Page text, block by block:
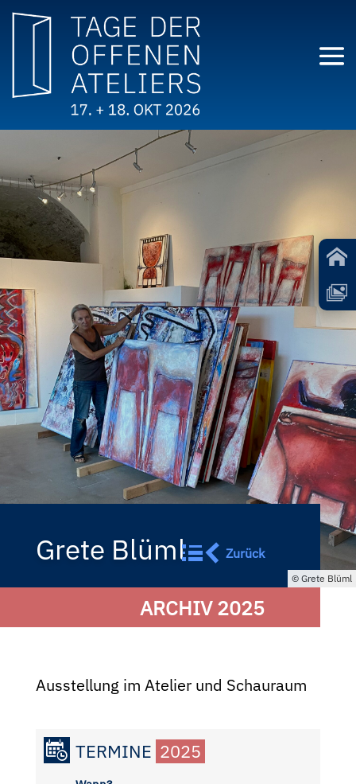
Grete Blüml Zurück
ARCHIV 2025
Grete Blüml
Ausstellung im Atelier und Schauraum
TERMINE 2025